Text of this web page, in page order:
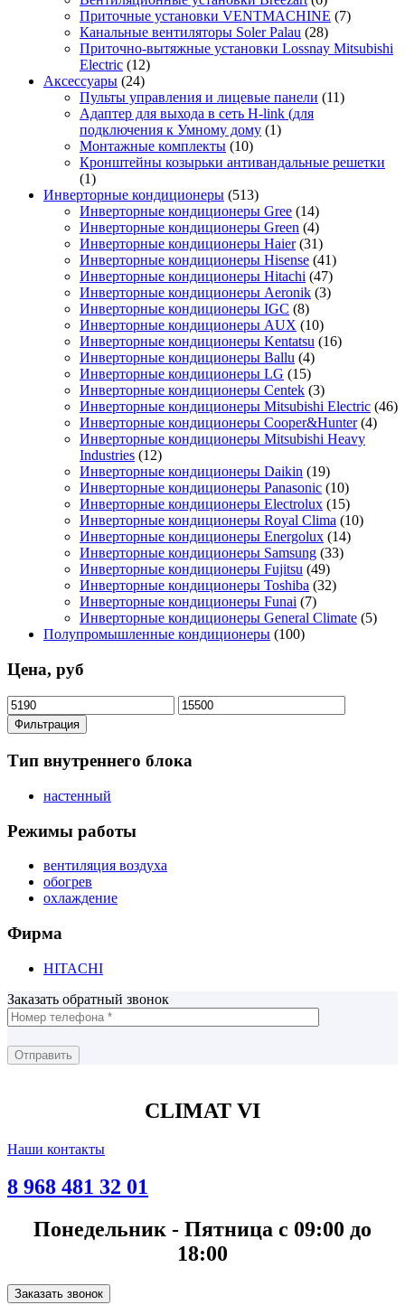
Приточные установки VENTMACHINE (7)
Канальные вентиляторы Soler Palau (28)
Приточно-вытяжные установки Lossnay Mitsubishi
Electric (12)
Аксессуары (24)
Пульты управления и лицевые панели (11)
Адаптер для выхода в сеть H-link (для
подключения к Умному дому (1)
Монтажные комплекты (10)
Кронштейны козырьки антивандальные решетки
(1)
Инверторные кондиционеры (513)
Инверторные кондиционеры Gree (14)
Инверторные кондиционеры Green (4)
Инверторные кондиционеры Haier (31)
Инверторные кондиционеры Hisense (41)
Инверторные кондиционеры Hitachi (47)
Инверторные кондиционеры Aeronik (3)
Инверторные кондиционеры IGC (8)
Инверторные кондиционеры AUX (10)
Инверторные кондиционеры Kentatsu (16)
Инверторные кондиционеры Ballu (4)
Инверторные кондиционеры LG (15)
Инверторные кондиционеры Centek (3)
Инверторные кондиционеры Mitsubishi Electric (46)
Инверторные кондиционеры Cooper&Hunter (4)
Инверторные кондиционеры Mitsubishi Heavy
Industries (12)
Инверторные кондиционеры Daikin (19)
Инверторные кондиционеры Panasonic (10)
Инверторные кондиционеры Electrolux (15)
Инверторные кондиционеры Royal Clima (10)
Инверторные кондиционеры Energolux (14)
Инверторные кондиционеры Samsung (33)
Инверторные кондиционеры Fujitsu (49)
Инверторные кондиционеры Toshiba (32)
Инверторные кондиционеры Funai (7)
Инверторные кондиционеры General Climate (5)
Полупромышленные кондиционеры (100)
Цена, руб
Минимальная
цена
Максимальная
цена
Фильтрация
Тип внутреннего блока
настенный
Режимы работы
вентиляция воздуха
обогрев
охлаждение
Фирма
HITACHI
Заказать обратный звонок
CLIMAT VI
Наши контакты
8 968 481 32 01
Понедельник - Пятница с 09:00 до
18:00
Заказать звонок